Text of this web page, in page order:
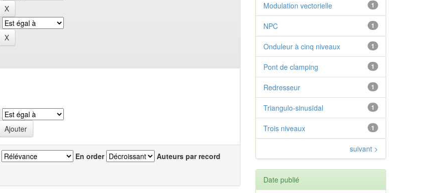
En order Auteurs par record
1
Modulation vectorielle
1
NPC
1
Onduleur à cinq niveaux
1
Pont de clamping
1
Redresseur
1
Triangulo-sinusïdal
1
Trois niveaux
suivant >
Date publié